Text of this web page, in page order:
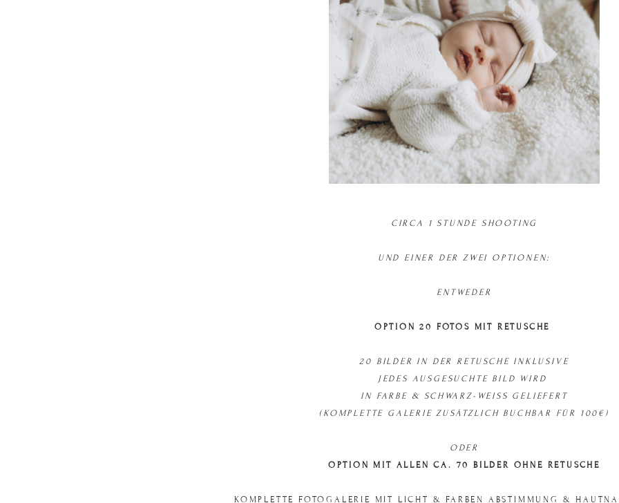
CIRCA 1 STUNDE SHOOTING
UND EINER DER ZWEI OPTIONEN:
ENTWEDER
OPTION 20 FOTOS MIT RETUSCHE
20 BILDER IN DER RETUSCHE INKLUSIVE
JEDES AUSGESUCHTE BILD WIRD
IN FARBE & SCHWARZ-WEISS GELIEFERT
(KOMPLETTE GALERIE ZUSÄTZLICH BUCHBAR FÜR 100€)
ODER
OPTION MIT ALLEN CA. 70 BILDER OHNE RETUSCHE
KOMPLETTE FOTOGALERIE MIT LICHT & FARBEN ABSTIMMUNG &